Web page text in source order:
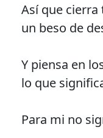
Así que
un beso de
Y piensa en
lo que
Para mi no